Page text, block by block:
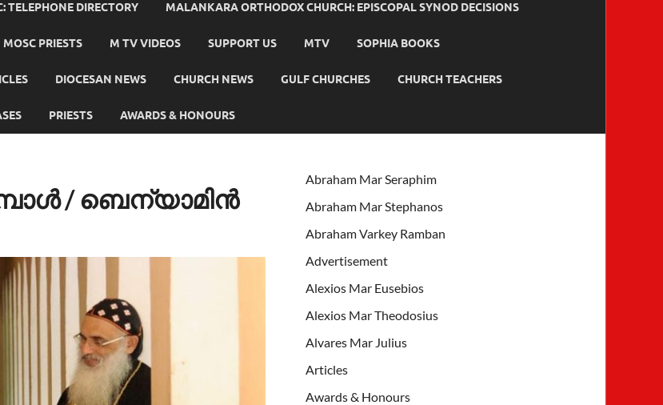
TELEPHONE DIRECTORY MALANKARA ORTHODOX CHURCH: EPISCOPAL SYNOD DECISIONS
MOSC PRIESTS M TV VIDEOS SUPPORT US MTV SOPHIA BOOKS
DIOCESAN NEWS CHURCH NEWS GULF CHURCHES CHURCH TEACHERS
PRIESTS AWARDS & HONOURS
/ ബെന്യാമിൻ
Abraham Mar Seraphim
Abraham Mar Stephanos
Abraham Varkey Ramban
Advertisement
Alexios Mar Eusebios
Alexios Mar Theodosius
Alvares Mar Julius
Articles
Awards & Honours